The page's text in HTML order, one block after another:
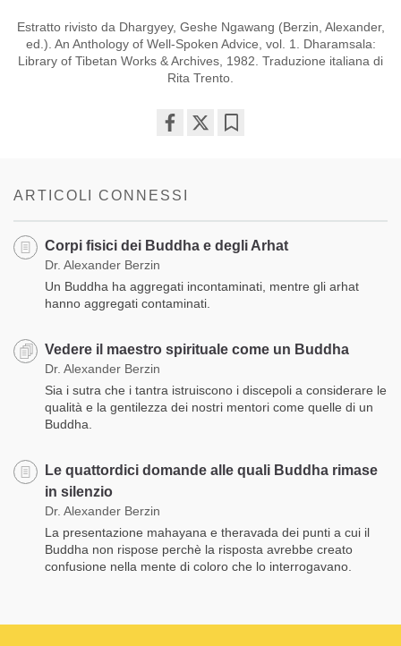
Estratto rivisto da Dhargyey, Geshe Ngawang (Berzin, Alexander,
ed.). An Anthology of Well-Spoken Advice, vol. 1. Dharamsala:
Library of Tibetan Works & Archives, 1982. Traduzione italiana di
Rita Trento.
ARTICOLI CONNESSI
Corpi fisici dei Buddha e degli Arhat
Dr. Alexander Berzin
Un Buddha ha aggregati incontaminati, mentre gli arhat
hanno aggregati contaminati.
Vedere il maestro spirituale come un Buddha
Dr. Alexander Berzin
Sia i sutra che i tantra istruiscono i discepoli a considerare le
qualità e la gentilezza dei nostri mentori come quelle di un
Buddha.
Le quattordici domande alle quali Buddha rimase
in silenzio
Dr. Alexander Berzin
La presentazione mahayana e theravada dei punti a cui il
Buddha non rispose perchè la risposta avrebbe creato
confusione nella mente di coloro che lo interrogavano.